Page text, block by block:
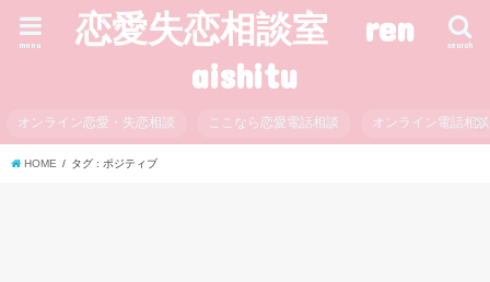
恋愛失恋相談室 ren
aishitu
search
menu
オンライン恋愛・失恋相談 ここなら恋愛電話相談 オンライン電話相
HOME タグ : ポジティブ